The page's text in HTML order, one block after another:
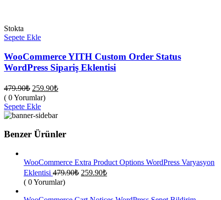
Stokta
Sepete Ekle
WooCommerce YITH Custom Order Status
WordPress Sipariş Eklentisi
479.90₺ Orijinal
fiyat:
479.90₺.
259.90₺Şu
259.90₺.
( 0 Yorumlar)
Sepete Ekle
Benzer Ürünler
WooCommerce Extra Product Options WordPress Varyasyon
Eklentisi 479.90₺ Orijinal
259.90₺Şu
( 0 Yorumlar)